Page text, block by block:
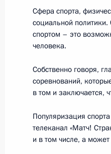
27 марта
Сфера спорта,
социальной
спортом – это
человека.
Собственно говоря,
соревнований,
в том и заключается,
Популяризация
телеканал «Матч!
и в том числе, а